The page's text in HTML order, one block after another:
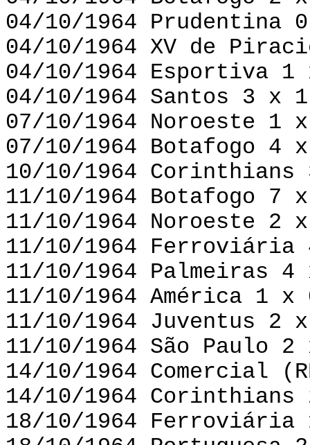
04/10/1964 Prudentina
04/10/1964 XV de
04/10/1964 Esportiva 1
04/10/1964 Santos 3 x
07/10/1964 Noroeste 1
07/10/1964 Botafogo 4
10/10/1964
11/10/1964 Botafogo 7
11/10/1964 Noroeste 2
11/10/1964 Ferroviária
11/10/1964 Palmeiras
11/10/1964 América 1 x
11/10/1964 Juventus 2
11/10/1964 São Paulo 2
14/10/1964 Comercial
14/10/1964
18/10/1964 Ferroviária